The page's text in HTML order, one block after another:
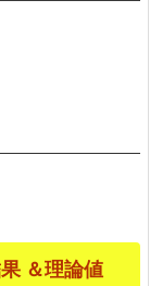
＆理論値